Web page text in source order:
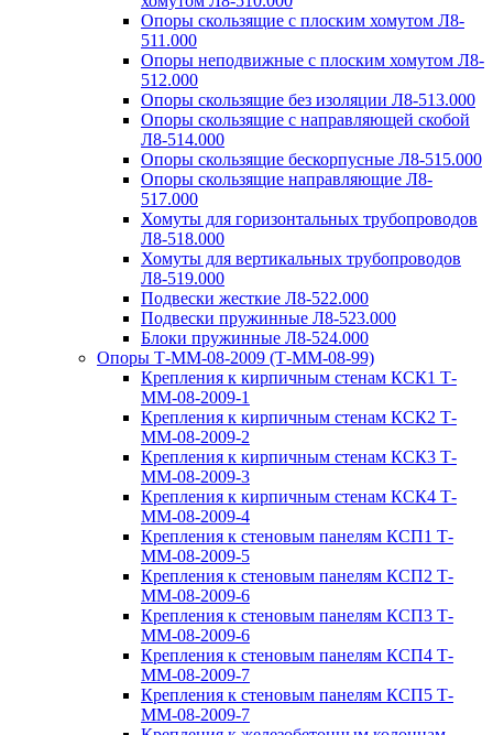
Опоры скользящие с плоским хомутом Л8-
511.000
Опоры неподвижные с плоским хомутом Л8-
512.000
Опоры скользящие без изоляции Л8-513.000
Опоры скользящие с направляющей скобой
Л8-514.000
Опоры скользящие бескорпусные Л8-515.000
Опоры скользящие направляющие Л8-
517.000
Хомуты для горизонтальных трубопроводов
Л8-518.000
Хомуты для вертикальных трубопроводов
Л8-519.000
Подвески жесткие Л8-522.000
Подвески пружинные Л8-523.000
Блоки пружинные Л8-524.000
Опоры Т-ММ-08-2009 (Т-ММ-08-99)
Крепления к кирпичным стенам КСК1 Т-
ММ-08-2009-1
Крепления к кирпичным стенам КСК2 Т-
ММ-08-2009-2
Крепления к кирпичным стенам КСК3 Т-
ММ-08-2009-3
Крепления к кирпичным стенам КСК4 Т-
ММ-08-2009-4
Крепления к стеновым панелям КСП1 Т-
ММ-08-2009-5
Крепления к стеновым панелям КСП2 Т-
ММ-08-2009-6
Крепления к стеновым панелям КСП3 Т-
ММ-08-2009-6
Крепления к стеновым панелям КСП4 Т-
ММ-08-2009-7
Крепления к стеновым панелям КСП5 Т-
ММ-08-2009-7